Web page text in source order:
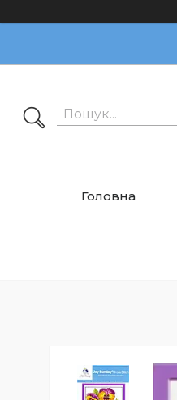
Головна